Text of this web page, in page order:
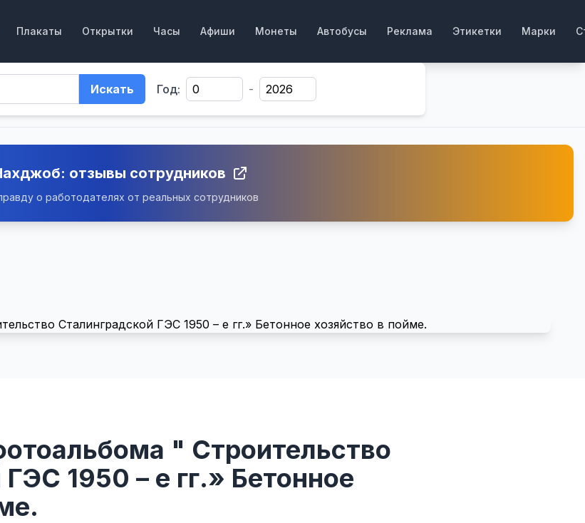
Плакаты Открытки Часы Афиши Монеты Автобусы Реклама Этикетки Марки
Искать Год: -
отзывы сотрудников
о работодателях от реальных сотрудников
" Строительство
1950 – е гг.» Бетонное